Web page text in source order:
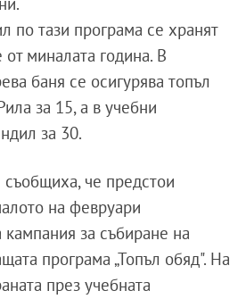
по тази програма се хранят
миналата година. В
баня се осигурява топъл
за 15, а в учебни
за 30.
че предстои
на февруари
за събиране на
програма „Топъл обяд". На
през учебната